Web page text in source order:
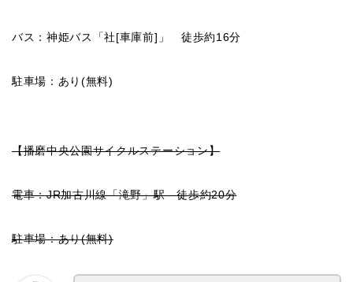
バス：神姫バス「社[車庫前]」 徒歩約16分
駐車場：あり(無料)
【播磨中央公園サイクルステーション】
電車：JR加古川線「滝野」駅 徒歩約20分
駐車場：あり(無料)